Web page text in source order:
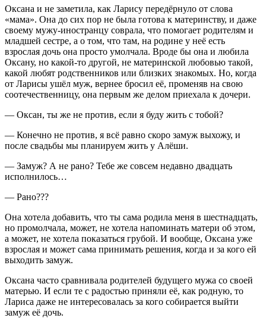
Оксана и не заметила, как Ларису передёрнуло от слова
«мама». Она до сих пор не была готова к материнству, и даже
своему мужу-иностранцу соврала, что помогает родителям и
младшей сестре, а о том, что там, на родине у неё есть
взрослая дочь она просто умолчала. Вроде бы она и любила
Оксану, но какой-то другой, не материнской любовью такой,
какой любят родственников или близких знакомых. Но, когда
от Ларисы ушёл муж, вернее бросил её, променяв на свою
соотечественницу, она первым же делом приехала к дочери.
— Оксан, ты же не против, если я буду жить с тобой?
— Конечно не против, я всё равно скоро замуж выхожу, и
после свадьбы мы планируем жить у Алёши.
— Замуж? А не рано? Тебе же совсем недавно двадцать
исполнилось…
— Рано???
Она хотела добавить, что ты сама родила меня в шестнадцать,
но промолчала, может, не хотела напоминать матери об этом,
а может, не хотела показаться грубой. И вообще, Оксана уже
взрослая и может сама принимать решения, когда и за кого ей
выходить замуж.
Оксана часто сравнивала родителей будущего мужа со своей
матерью. И если те с радостью приняли её, как родную, то
Лариса даже не интересовалась за кого собирается выйти
замуж её дочь.